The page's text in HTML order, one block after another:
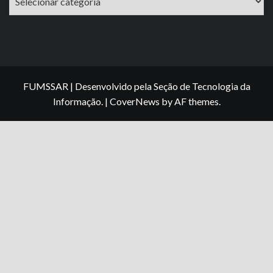
FUMSSAR | Desenvolvido pela Seção de Tecnologia da
Informação. | CoverNews by AF themes.